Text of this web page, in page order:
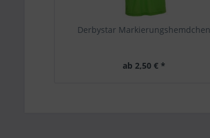
Derbystar Markierungshemdchen
ab 2,50 € *